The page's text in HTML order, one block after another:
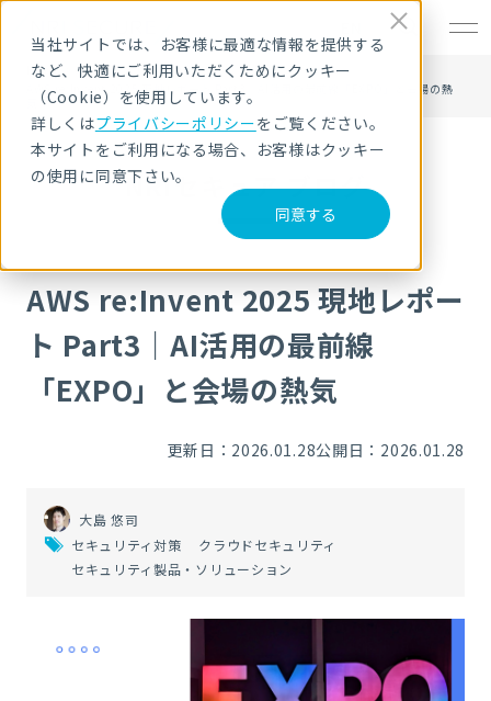
当社サイトでは、お客様に最適な情報を提供する
など、快適にご利用いただくためにクッキー
（Cookie）を使用しています。
詳しくはプライバシーポリシーをご覧ください。
本サイトをご利用になる場合、お客様はクッキー
の使用に同意下さい。
同意する
HOME
NRIセキュア ブログ
AWS re:Invent 2025 現地レポート Part3｜AI活用の最前線「EXPO」と会場の熱
NRIセキュア ブログ
AWS re:Invent 2025 現地レポー
ト Part3｜AI活用の最前線
「EXPO」と会場の熱気
更新日：2026.01.28公開日：2026.01.28
大島 悠司
セキュリティ対策
クラウドセキュリティ
セキュリティ製品・ソリューション